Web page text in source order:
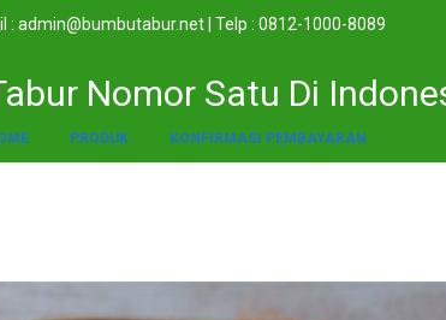
: admin@bumbutabur.net | Telp : 0812-1000-8089
Nomor Satu Di
PRODUK KONFIRMASI PEMBAYARAN